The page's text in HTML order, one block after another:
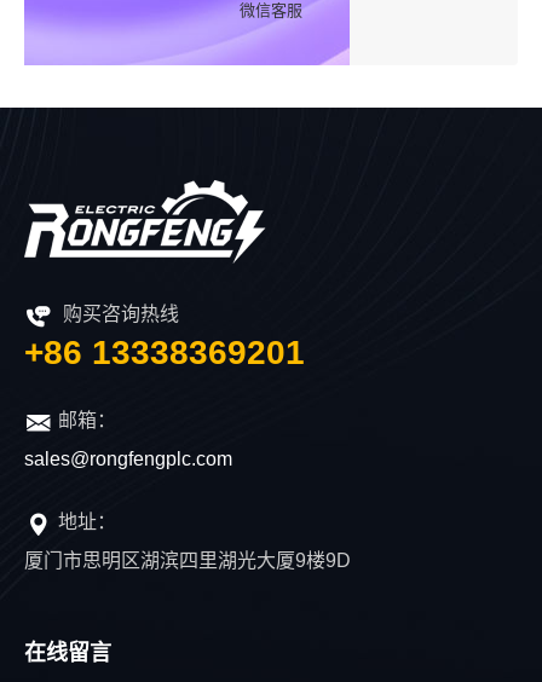
微信客服
购买咨询热线
+86 13338369201
邮箱：
sales@rongfengplc.com
地址：
厦门市思明区湖滨四里湖光大厦9楼9D
在线留言